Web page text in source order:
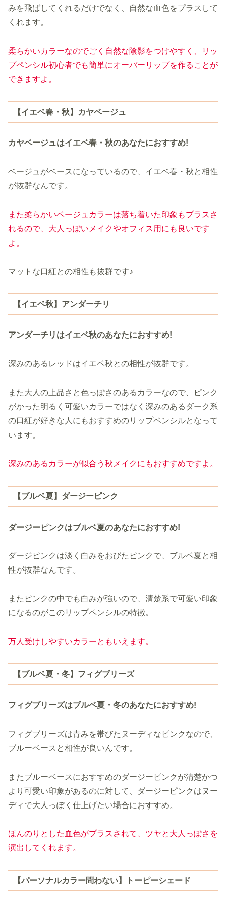
みを飛ばしてくれるだけでなく、自然な血色をプラスして
くれます。
柔らかいカラーなのでごく自然な陰影をつけやすく、リッ
プペンシル初心者でも簡単にオーバーリップを作ることが
できますよ。
【イエベ春・秋】カヤベージュ
カヤベージュはイエベ春・秋のあなたにおすすめ!
ベージュがベースになっているので、イエベ春・秋と相性
が抜群なんです。
また柔らかいベージュカラーは落ち着いた印象もプラスさ
れるので、大人っぽいメイクやオフィス用にも良いです
よ。
マットな口紅との相性も抜群です♪
【イエベ秋】アンダーチリ
アンダーチリはイエベ秋のあなたにおすすめ!
深みのあるレッドはイエベ秋との相性が抜群です。
また大人の上品さと色っぽさのあるカラーなので、ピンク
がかった明るく可愛いカラーではなく深みのあるダーク系
の口紅が好きな人にもおすすめのリップペンシルとなって
います。
深みのあるカラーが似合う秋メイクにもおすすめですよ。
【ブルベ夏】ダージーピンク
ダージーピンクはブルベ夏のあなたにおすすめ!
ダージピンクは淡く白みをおびたピンクで、ブルベ夏と相
性が抜群なんです。
またピンクの中でも白みが強いので、清楚系で可愛い印象
になるのがこのリップペンシルの特徴。
万人受けしやすいカラーともいえます。
【ブルベ夏・冬】フィグブリーズ
フィグブリーズはブルベ夏・冬のあなたにおすすめ!
フィグブリーズは青みを帯びたヌーディなピンクなので、
ブルーベースと相性が良いんです。
またブルーベースにおすすめのダージーピンクが清楚かつ
より可愛い印象があるのに対して、ダージーピンクはヌー
ディで大人っぽく仕上げたい場合におすすめ。
ほんのりとした血色がプラスされて、ツヤと大人っぽさを
演出してくれます。
【パーソナルカラー問わない】トーピーシェード